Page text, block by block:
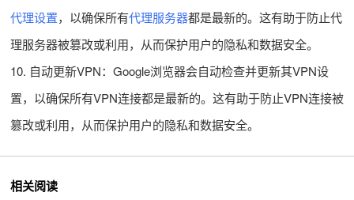
代理设置，以确保所有代理服务器都是最新的。这有助于防止代
理服务器被篡改或利用，从而保护用户的隐私和数据安全。
10. 自动更新VPN：Google浏览器会自动检查并更新其VPN设
置，以确保所有VPN连接都是最新的。这有助于防止VPN连接被
篡改或利用，从而保护用户的隐私和数据安全。
相关阅读